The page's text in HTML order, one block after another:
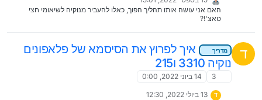
האם אני עושה אותו תהליך הפוך, כאלו להעביר מנוקיה לשיאומי חצי
טאצ'!?
ד מדריך
איך לפרוץ את הסיסמא של פלאפונים
נוקיה 3310 ו215
3 14 ביוני 2022, 0:00
ד
13 ביולי 2022, 12:30